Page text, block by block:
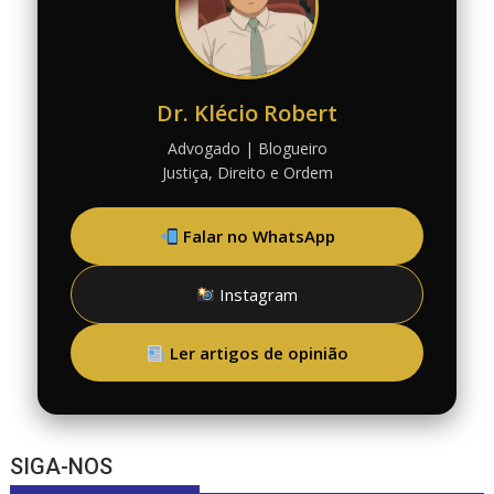
Dr. Klécio Robert
Advogado | Blogueiro
Justiça, Direito e Ordem
Falar no WhatsApp
Instagram
Ler artigos de opinião
SIGA-NOS